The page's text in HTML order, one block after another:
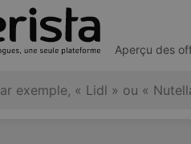
Aperçu des